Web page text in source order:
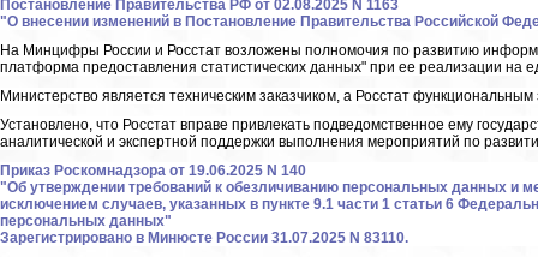
Постановление Правительства РФ от 02.08.2025 N 1163
"О внесении изменений в Постановление Правительства Российской
На Минцифры России и Росстат возложены полномочия по развитию
платформа предоставления статистических данных" при ее реализации на
Министерство является техническим заказчиком, а Росстат
Установлено, что Росстат вправе привлекать подведомственное ему
аналитической и экспертной поддержки выполнения мероприятий по
Приказ Роскомнадзора от 19.06.2025 N 140
"Об утверждении требований к обезличиванию персональных данных и
исключением случаев, указанных в пункте 9.1 части 1 статьи 6
персональных данных"
Зарегистрировано в Минюсте России 31.07.2025 N 83110.